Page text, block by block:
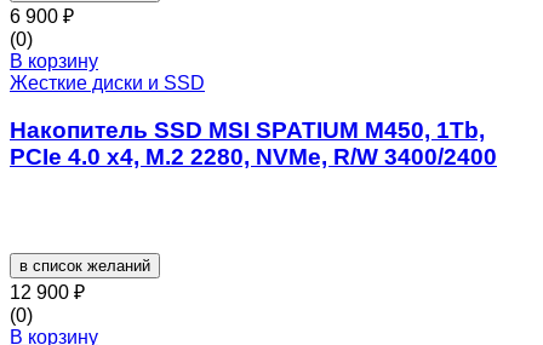
6 900 ₽
(0)
В корзину
Жесткие диски и SSD
Накопитель SSD MSI SPATIUM M450, 1Tb,
PCIe 4.0 x4, M.2 2280, NVMe, R/W 3400/2400
в список желаний
12 900 ₽
(0)
В корзину